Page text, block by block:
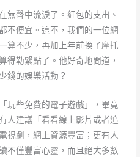
無聲中流淚了。紅包的支出、
不便宜。這不，我們的一位網
算不少，再加上年前換了摩托
得勒緊點了。他好奇地問道，
錢的娛樂活動？
玩些免費的電子遊戲」，畢竟
人建議「看看線上影片或者追
視劇，網上資源豐富；更有人
不僅豐富心靈，而且絕大多數